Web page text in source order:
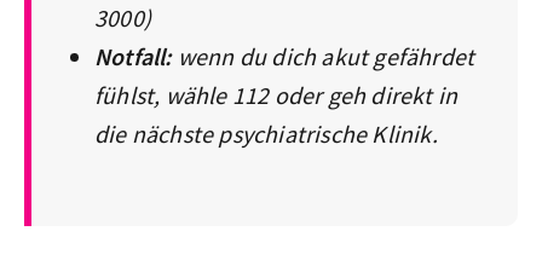
3000)
Notfall:wenn du dich akut gefährdet
fühlst, wähle 112 oder geh direkt in
die nächste psychiatrische Klinik.